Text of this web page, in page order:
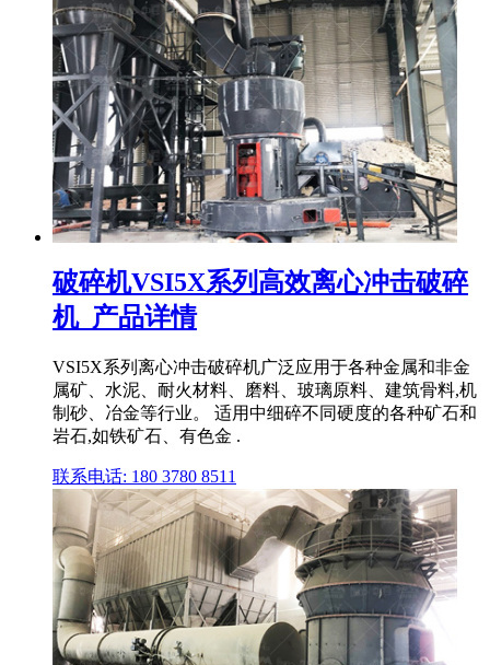
破碎机VSI5X系列高效离心冲击破碎
机_产品详情
VSI5X系列离心冲击破碎机广泛应用于各种金属和非金
属矿、水泥、耐火材料、磨料、玻璃原料、建筑骨料,机
制砂、冶金等行业。 适用中细碎不同硬度的各种矿石和
岩石,如铁矿石、有色金 .
联系电话: 180 3780 8511